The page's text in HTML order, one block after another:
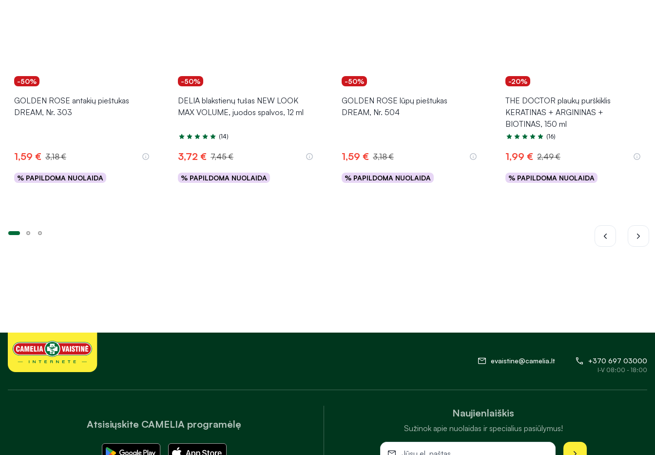
-50%
GOLDEN ROSE antakių pieštukas
DREAM, Nr. 303
1,59 € 3,18 €
% PAPILDOMA NUOLAIDA
Į krepšelį
-50%
DELIA blakstienų tušas NEW LOOK
MAX VOLUME, juodos spalvos, 12 ml
Įvertinimas 4.6 iš 5
(14)
3,72 € 7,45 €
% PAPILDOMA NUOLAIDA
Į krepšelį
-50%
GOLDEN ROSE lūpų pieštukas
DREAM, Nr. 504
1,59 € 3,18 €
% PAPILDOMA NUOLAIDA
Į krepšelį
-20%
THE DOCTOR plaukų purškiklis
KERATINAS + ARGININAS +
BIOTINAS, 150 ml
Įvertinimas 4.7 iš 5
(16)
1,99 € 2,49 €
% PAPILDOMA NUOLAIDA
Į krepšelį
Atsisiųskite CAMELIA programėlę
Naujienlaiškis
Sužinok apie nuolaidas ir specialius pasiūlymus!
evaistine@camelia.lt +370 697 03000
I-V 08:00 - 18:00